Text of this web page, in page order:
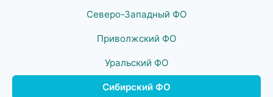
Северо-Западный ФО
Приволжский ФО
Уральский ФО
Сибирский ФО